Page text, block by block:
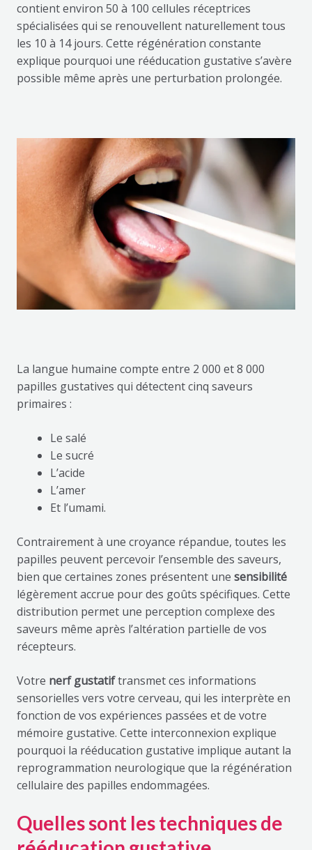
contient environ 50 à 100 cellules réceptrices
spécialisées qui se renouvellent naturellement tous
les 10 à 14 jours. Cette régénération constante
explique pourquoi une rééducation gustative s’avère
possible même après une perturbation prolongée.
La langue humaine compte entre 2 000 et 8 000
papilles gustatives qui détectent cinq saveurs
primaires :
Le salé
Le sucré
L’acide
L’amer
Et l’umami.
Contrairement à une croyance répandue, toutes les
papilles peuvent percevoir l’ensemble des saveurs,
bien que certaines zones présentent une sensibilité
légèrement accrue pour des goûts spécifiques. Cette
distribution permet une perception complexe des
saveurs même après l’altération partielle de vos
récepteurs.
Votre nerf gustatiftransmet ces informations
sensorielles vers votre cerveau, qui les interprète en
fonction de vos expériences passées et de votre
mémoire gustative. Cette interconnexion explique
pourquoi la rééducation gustative implique autant la
reprogrammation neurologique que la régénération
cellulaire des papilles endommagées.
Quelles sont les techniques de